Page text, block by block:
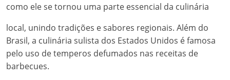
como ele se tornou uma parte essencial da culinária
local, unindo tradições e sabores regionais. Além do
Brasil, a culinária sulista dos Estados Unidos é famosa
pelo uso de temperos defumados nas receitas de
barbecues.